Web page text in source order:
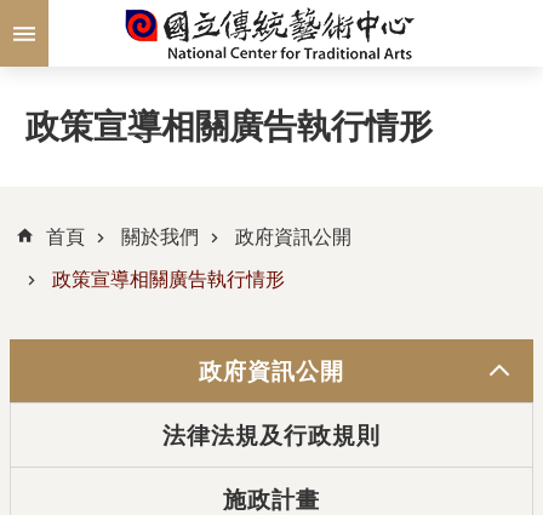
跳到主要內容區塊
政策宣導相關廣告執行情形
首頁 關於我們 政府資訊公開
政策宣導相關廣告執行情形
政府資訊公開
法律法規及行政規則
施政計畫